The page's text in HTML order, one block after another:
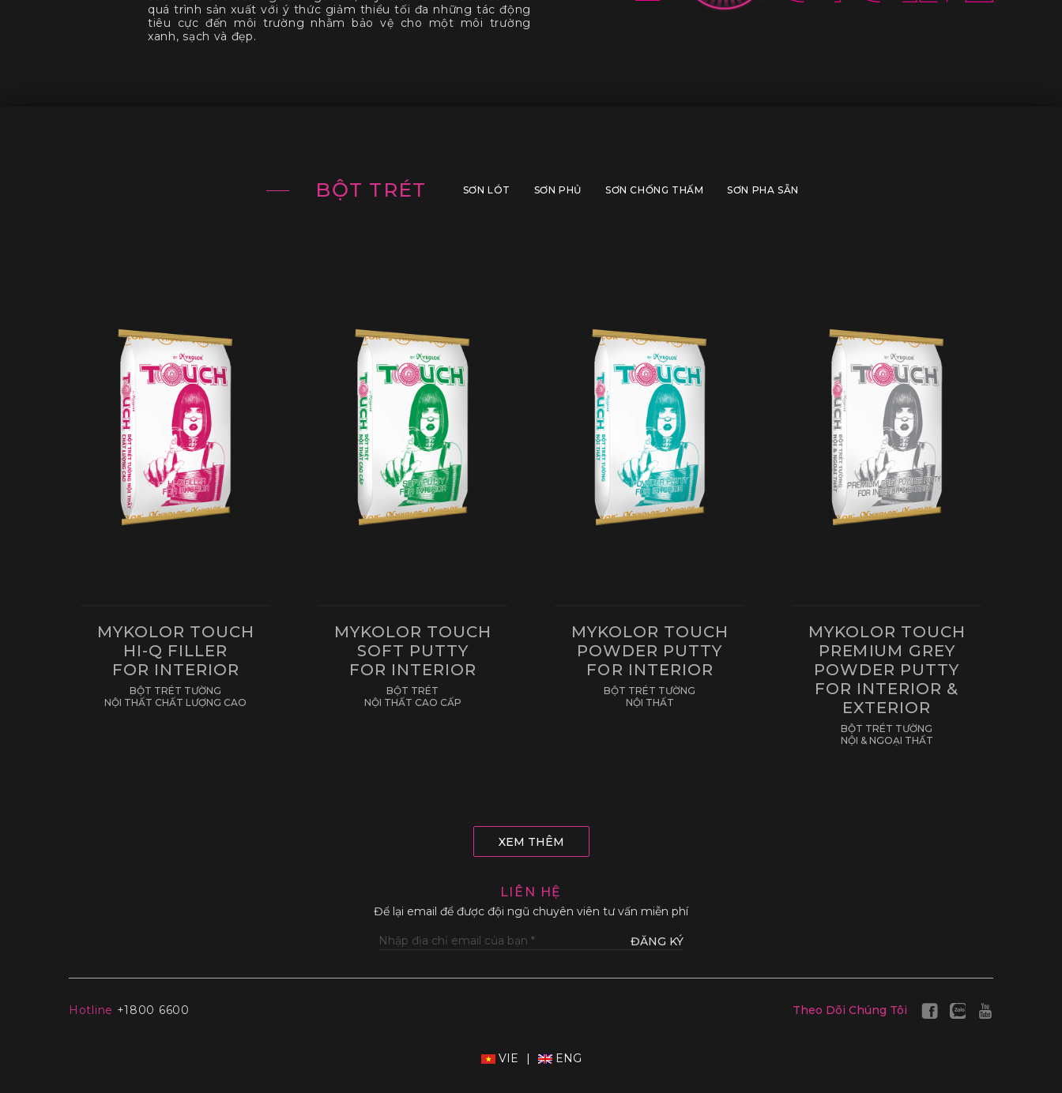
quá trình sản xuất với ý thức giảm thiểu tối đa những tác động
tiêu cực đến môi trường nhằm bảo vệ cho một môi trường
xanh, sạch và đẹp.
BỘT TRÉT SƠN LÓT SƠN PHỦ SƠN CHỐNG THẤM SƠN PHA SẴN
MYKOLOR TOUCH
HI-Q FILLER
FOR INTERIOR
BỘT TRÉT TƯỜNG
NỘI THẤT CHẤT LƯỢNG CAO
MYKOLOR TOUCH
SOFT PUTTY
FOR INTERIOR
BỘT TRÉT
NỘI THẤT CAO CẤP
MYKOLOR TOUCH
POWDER PUTTY
FOR INTERIOR
BỘT TRÉT TƯỜNG
NỘI THẤT
MYKOLOR TOUCH
PREMIUM GREY
POWDER PUTTY
FOR INTERIOR &
EXTERIOR
BỘT TRÉT TƯỜNG
NỘI & NGOẠI THẤT
XEM THÊM
LIÊN HỆ
Để lại email để được đội ngũ chuyên viên tư vấn miễn phí
ĐĂNG KÝ
Hotline +1800 6600 Theo Dõi Chúng Tôi